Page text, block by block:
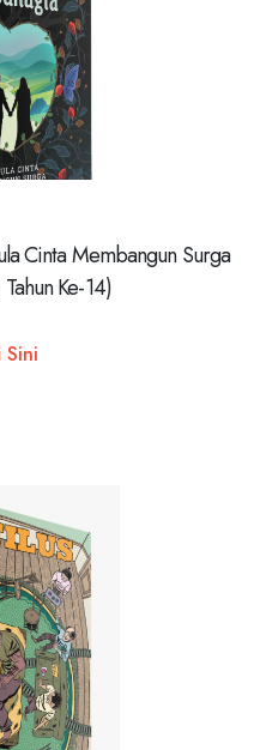
Cinta Membangun Surga
Ke-14)